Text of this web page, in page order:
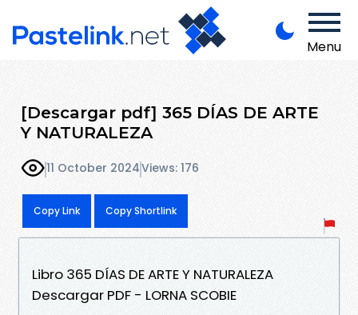
Menu
[Descargar pdf] 365 DÍAS DE ARTE
Y NATURALEZA
11 October 2024Views: 176
Copy Link Copy Shortlink
Libro 365 DÍAS DE ARTE Y NATURALEZA
Descargar PDF - LORNA SCOBIE